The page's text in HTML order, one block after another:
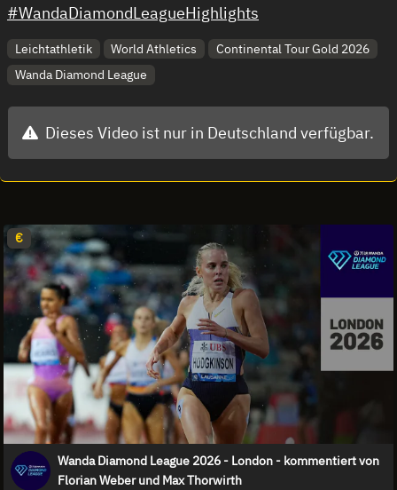
#WandaDiamondLeagueHighlights
Leichtathletik World Athletics
Continental Tour Gold 2026
Wanda Diamond League
Dieses Video ist nur in Deutschland verfügbar.
€
Wanda Diamond League 2026 - London - kommentiert von
Florian Weber und Max Thorwirth